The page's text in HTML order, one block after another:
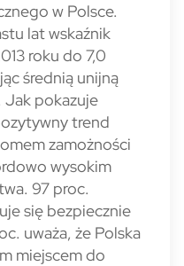
w Polsce.
lat wskaźnik
roku do 7,0
średnią unijną
Jak pokazuje
trend
zamożności
wysokim
97 proc.
się bezpiecznie
uważa, że Polska
miejscem do